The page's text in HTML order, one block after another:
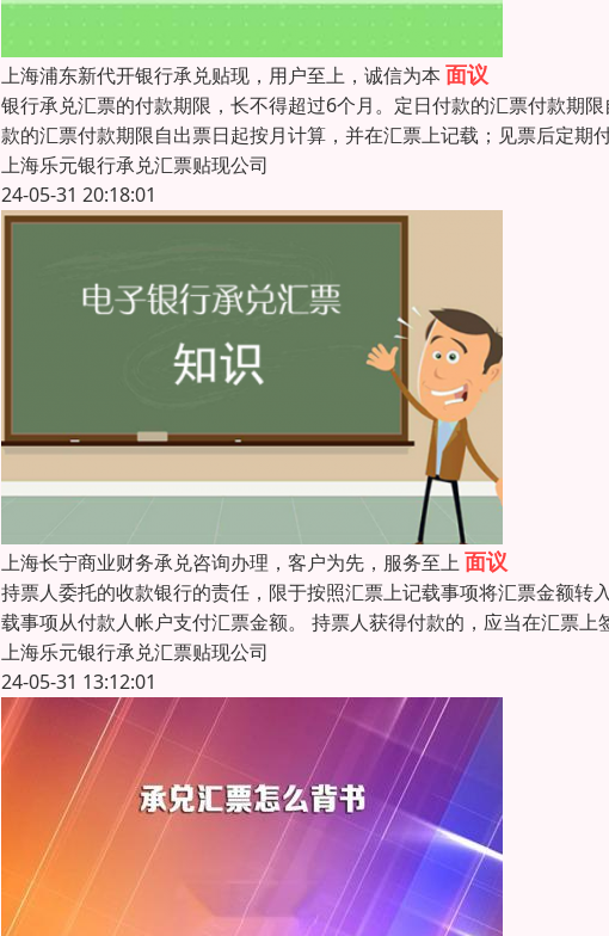
上海浦东新代开银行承兑贴现，用户至上，诚信为本 面议
银行承兑汇票的付款期限，长不得超过6个月。定日付款的汇票付款期
款的汇票付款期限自出票日起按月计算，并在汇票上记载；见票后定
上海乐元银行承兑汇票贴现公司
24-05-31 20:18:01
上海长宁商业财务承兑咨询办理，客户为先，服务至上 面议
持票人委托的收款银行的责任，限于按照汇票上记载事项将汇票金额
载事项从付款人帐户支付汇票金额。 持票人获得付款的，应当在汇票
上海乐元银行承兑汇票贴现公司
24-05-31 13:12:01